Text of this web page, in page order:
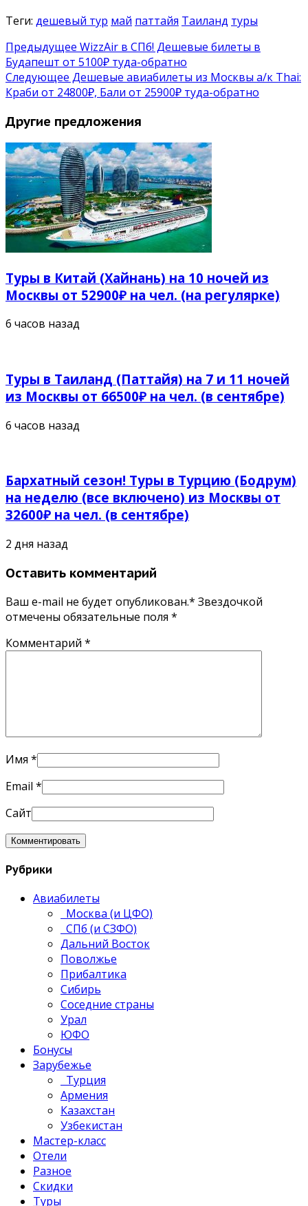
Теги: дешевый тур май паттайя Таиланд туры
Предыдущее WizzAir в СПб! Дешевые билеты в
Будапешт от 5100₽ туда-обратно
Следующее Дешевые авиабилеты из Москвы а/к Thai:
Краби от 24800₽, Бали от 25900₽ туда-обратно
Другие предложения
Туры в Китай (Хайнань) на 10 ночей из
Москвы от 52900₽ на чел. (на регулярке)
6 часов назад
Туры в Таиланд (Паттайя) на 7 и 11 ночей
из Москвы от 66500₽ на чел. (в сентябре)
6 часов назад
Бархатный сезон! Туры в Турцию (Бодрум)
на неделю (все включено) из Москвы от
32600₽ на чел. (в сентябре)
2 дня назад
Оставить комментарий
Ваш e-mail не будет опубликован.* Звездочкой
отмечены обязательные поля *
Комментарий *
Имя *
Email *
Сайт
Рубрики
Авиабилеты
Москва (и ЦФО)
СПб (и СЗФО)
Дальний Восток
Поволжье
Прибалтика
Сибирь
Соседние страны
Урал
ЮФО
Бонусы
Зарубежье
Турция
Армения
Казахстан
Узбекистан
Мастер-класс
Отели
Разное
Скидки
Туры